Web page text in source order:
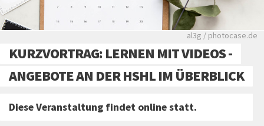
Rote leere
al3g / photocase.de
KURZVORTRAG: LERNEN MIT VIDEOS -
ANGEBOTE AN DER HSHL IM ÜBERBLICK
Diese Veranstaltung findet online statt.